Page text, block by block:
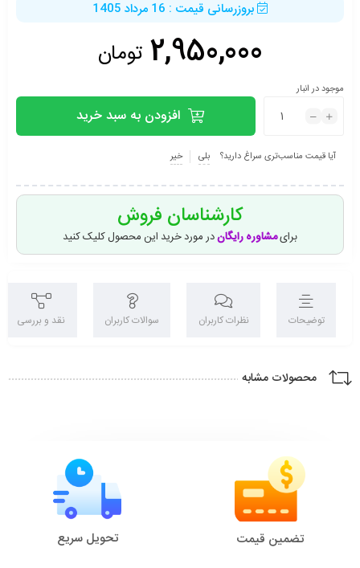
بروزرسانی قیمت : 16 مرداد 1405
2,950,000 تومان
موجود در انبار
افزودن به سبد خرید
آیا قیمت مناسب‌تری سراغ دارید؟ بلی خیر
کارشناسان فروش
برایمشاوره رایگان در مورد خرید این محصول کلیک کنید
توضیحات نظرات کاربران سوالات کاربران نقد و بررسی
محصولات مشابه
تضمین قیمت تحویل سریع